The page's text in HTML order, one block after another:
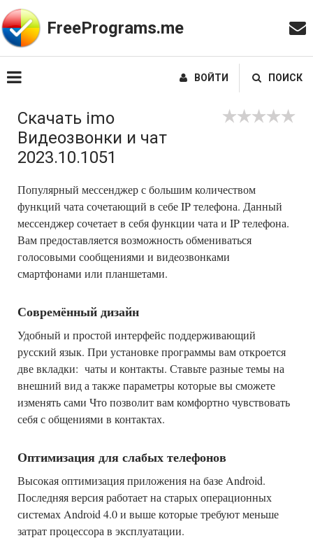
FreePrograms.me
ВОЙТИ ПОИСК
Скачать imo
Видеозвонки и чат
2023.10.1051
Популярный мессенджер с большим количеством
функций чата сочетающий в себе IP телефона. Данный
мессенджер сочетает в себя функции чата и IP телефона.
Вам предоставляется возможность обмениваться
голосовыми сообщениями и видеозвонками
смартфонами или планшетами.
Совремённый дизайн
Удобный и простой интерфейс поддерживающий
русский язык. При установке программы вам откроется
две вкладки: чаты и контакты. Ставьте разные темы на
внешний вид а также параметры которые вы сможете
изменять сами Что позволит вам комфортно чувствовать
себя с общениями в контактах.
Оптимизация для слабых телефонов
Высокая оптимизация приложения на базе Android.
Последняя версия работает на старых операционных
системах Android 4.0 и выше которые требуют меньше
затрат процессора в эксплуатации.